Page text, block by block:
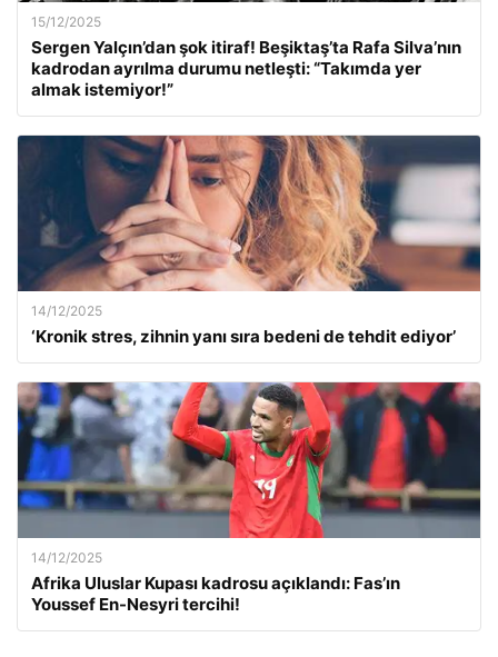
15/12/2025
Sergen Yalçın’dan şok itiraf! Beşiktaş’ta Rafa Silva’nın
kadrodan ayrılma durumu netleşti: “Takımda yer
almak istemiyor!”
14/12/2025
‘Kronik stres, zihnin yanı sıra bedeni de tehdit ediyor’
14/12/2025
Afrika Uluslar Kupası kadrosu açıklandı: Fas’ın
Youssef En-Nesyri tercihi!